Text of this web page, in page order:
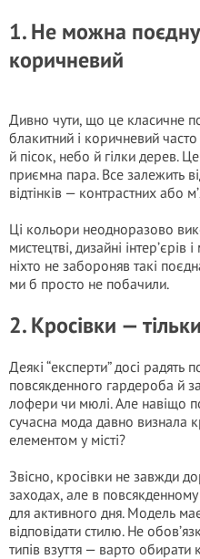
1. Не можна
коричневий
Дивно чути, що це класичне
блакитний і коричневий
й пісок, небо й гілки дерев.
приємна пара. Все залежить
відтінків — контрастних або
Ці кольори неодноразово
мистецтві, дизайні
ніхто не забороняв такі
ми б просто не побачили.
2. Кросівки —
Деякі “експерти” досі радять
повсякденного гардероба й
лофери чи мюлі. Але навіщо
сучасна мода давно визнала
елементом у місті?
Звісно, кросівки не завжди
заходах, але в
для активного дня. Модель
відповідати стилю. Не
типів взуття — варто